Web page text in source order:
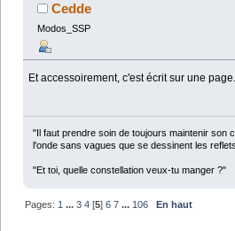
Cedde
Modos_SSP
Et accessoirement, c'est écrit sur une page.
"Il faut prendre soin de toujours maintenir
l'onde sans vagues que se dessinent les
"Et toi, quelle constellation veux-tu manger ?"
Pages: 1 ...3 4 [5]6 7 ... 106
En haut